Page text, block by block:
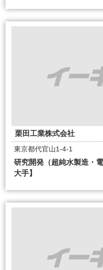
栗田工業株式会社
東京都代官山1-4-1
研究開発（超純水製造・
大手】